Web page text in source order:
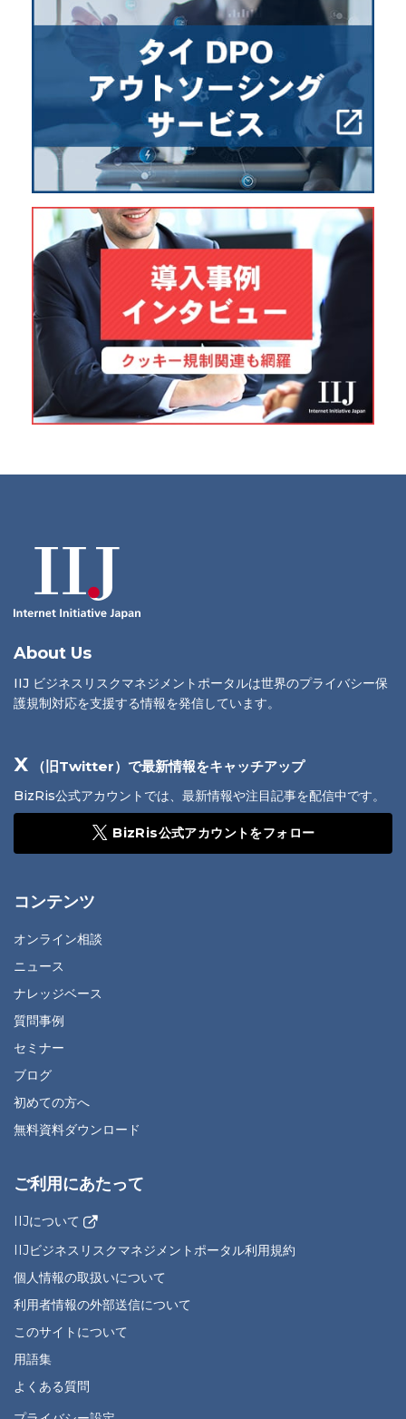
About Us
IIJ ビジネスリスクマネジメントポータルは世界のプライバシー保
護規制対応を支援する情報を発信しています。
X （旧Twitter）で最新情報をキャッチアップ
BizRis公式アカウントでは、最新情報や注目記事を配信中です。
BizRis公式アカウントをフォロー
コンテンツ
オンライン相談
ニュース
ナレッジベース
質問事例
セミナー
ブログ
初めての方へ
無料資料ダウンロード
ご利用にあたって
IIJについて
IIJビジネスリスクマネジメントポータル利用規約
個人情報の取扱いについて
利用者情報の外部送信について
このサイトについて
用語集
よくある質問